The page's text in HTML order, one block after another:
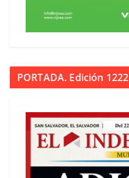
PORTADA. Edición 1222